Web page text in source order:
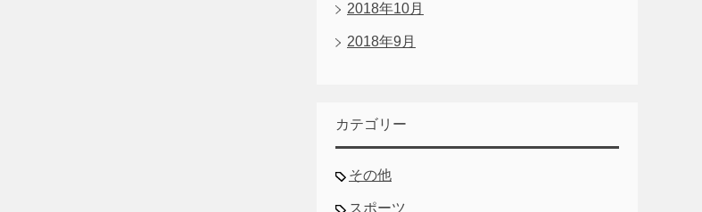
2018年10月
2018年9月
カテゴリー
その他
スポーツ